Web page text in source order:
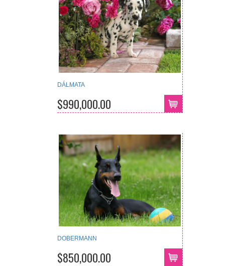
DÁLMATA
$990,000.00
DOBERMANN
$850,000.00